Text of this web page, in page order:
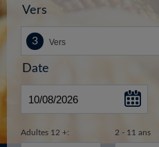
Vers
Date
Adultes 12 +: 2 - 11 ans